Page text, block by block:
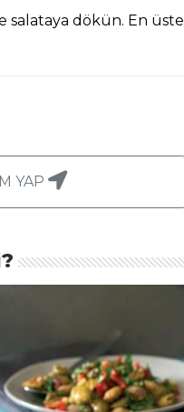
salataya dökün. En üste
YAP